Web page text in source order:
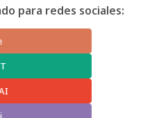
para redes sociales: